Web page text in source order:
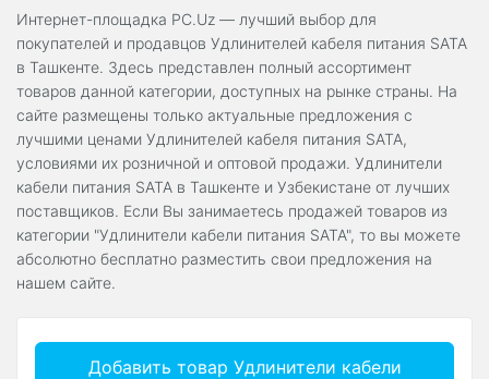
Интернет-площадка PC.Uz — лучший выбор для
покупателей и продавцов Удлинителей кабеля питания SATA
в Ташкенте. Здесь представлен полный ассортимент
товаров данной категории, доступных на рынке страны. На
сайте размещены только актуальные предложения с
лучшими ценами Удлинителей кабеля питания SATA,
условиями их розничной и оптовой продажи. Удлинители
кабели питания SATA в Ташкенте и Узбекистане от лучших
поставщиков. Если Вы занимаетесь продажей товаров из
категории "Удлинители кабели питания SATA", то вы можете
абсолютно бесплатно разместить свои предложения на
нашем сайте.
Добавить товар Удлинители кабели